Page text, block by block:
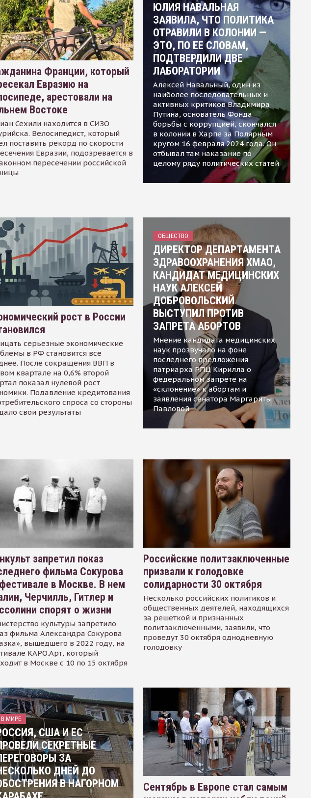
Франции, который
Евразию на
арестовали на
Востоке
Сехили находится в СИЗО
Велосипедист, который
поставить рекорд по скорости
Евразии, подозревается в
пересечении российской
ЮЛИЯ НАВАЛЬНАЯ
ЗАЯВИЛА, ЧТО ПОЛИТИКА
ОТРАВИЛИ В КОЛОНИИ —
ЭТО, ПО ЕЕ СЛОВАМ,
ПОДТВЕРДИЛИ ДВЕ
ЛАБОРАТОРИИ
Алексей Навальный, один из
наиболее последовательных и
активных критиков Владимира
Путина, основатель Фонда
борьбы с коррупцией, скончался
в колонии в Харпе за Полярным
кругом 16 февраля 2024 года. Он
отбывал там наказание по
целому ряду политических статей
рост в России
серьезные экономические
в РФ становится все
После сокращения ВВП в
квартале на 0,6% второй
показал нулевой рост
Подавление кредитования
спроса со стороны
свои результаты
ОБЩЕСТВО
ДИРЕКТОР ДЕПАРТАМЕНТА
ЗДРАВООХРАНЕНИЯ ХМАО,
КАНДИДАТ МЕДИЦИНСКИХ
НАУК АЛЕКСЕЙ
ДОБРОВОЛЬСКИЙ
ВЫСТУПИЛ ПРОТИВ
ЗАПРЕТА АБОРТОВ
Мнение кандидата медицинских
наук прозвучало на фоне
последнего предложения
патриарха РПЦ Кирилла о
федеральном запрете на
«склонение» к абортам и
заявления сенатора Маргариты
Павловой
запретил показ
фильма Сокурова
в Москве. В нем
Черчилль, Гитлер и
спорят о жизни
культуры запретило
фильма Александра Сокурова
вышедшего в 2022 году, на
КАРО.Арт, который
в Москве с 10 по 15 октября
Российские политзаключенные
призвали к голодовке
солидарности 30 октября
Несколько российских политиков и
общественных деятелей, находящихся
за решеткой и признанных
политзаключенными, заявили, что
проведут 30 октября однодневную
голодовку
В МИРЕ
США И ЕС
СЕКРЕТНЫЕ
ЗА
ДНЕЙ ДО
В НАГОРНОМ
Сентябрь в Европе стал самым